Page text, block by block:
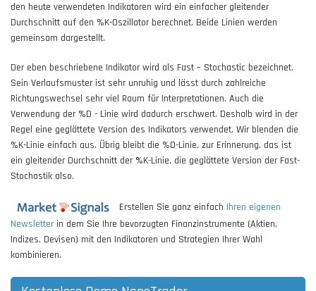
den heute verwendeten Indikatoren wird ein einfacher gleitender
Durchschnitt auf den %K-Oszillator berechnet. Beide Linien werden
gemeinsam dargestellt.
Der eben beschriebene Indikator wird als Fast – Stochastic bezeichnet.
Sein Verlaufsmuster ist sehr unruhig und lässt durch zahlreiche
Richtungswechsel sehr viel Raum für Interpretationen. Auch die
Verwendung der %D - Linie wird dadurch erschwert. Deshalb wird in der
Regel eine geglättete Version des Indikators verwendet. Wir blenden die
%K-Linie einfach aus. Übrig bleibt die %D-Linie, zur Erinnerung, das ist
ein gleitender Durchschnitt der %K-Linie, die geglättete Version der Fast-
Stochastik also.
Erstellen Sie ganz einfach Ihren eigenen
Newsletterin dem Sie Ihre bevorzugten Finanzinstrumente (Aktien,
Indizes, Devisen) mit den Indikatoren und Strategien Ihrer Wahl
kombinieren.